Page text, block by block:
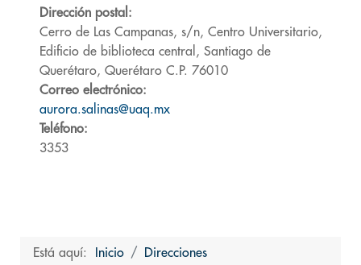
Dirección postal:
Cerro de Las Campanas, s/n, Centro Universitario,
Edificio de biblioteca central, Santiago de
Querétaro, Querétaro C.P. 76010
Correo electrónico:
aurora.salinas@uaq.mx
Teléfono:
3353
Está aquí: Inicio
Direcciones